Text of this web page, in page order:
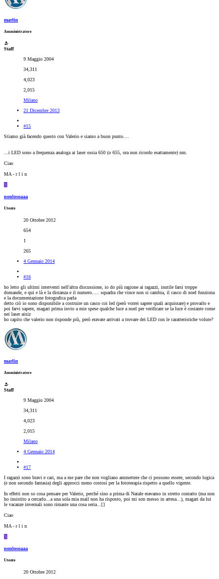
marlin
Amministratore
Staff
9 Maggio 2004
34,311
4,023
2,015
Milano
21 Dicembre 2013
#15
Stiamo già facendo questo con Valerio e siamo a buon punto....
...i LED sono a frequenza analoga ai laser ossia 650 (o 655, ora non ricordo esattamente) nm.
Ciao
MA - r l i n
N
nonlosoaaa
Utente
20 Ottobre 2012
654
1
265
4 Gennaio 2014
#16
ho letto gli ultimi interventi nell'altra discussione, io do più ragione ai ragazzi, inutile farsi troppe
domande, e qui e là e la distanza e il numero..... squadra che vince non si cambia, il casco di noel funziona
e la documentazione fotografica parla
detto ciò io sono disponibile a costruire un casco coi led (però vorrei sapere quali acquistare) e provarlo e
poi farvi sapere, magari prima invio a mie spese qualche luce a noel per verificare se la luce è costante come
nei laser aixiz
ho capito che valerio non risponde più, però eravate arrivati a trovare dei LED con le caratteristiche volute?
marlin
Amministratore
Staff
9 Maggio 2004
34,311
4,023
2,015
Milano
4 Gennaio 2014
#17
I ragazzi sono bravi e cari, ma a me pare che non vogliano ammettere che ci possono essere, secondo logica
(e non secondo fantasia) degli approcci meno costosi per la fototerapia rispetto a quello vigente.
In effetti non so cosa pensare per Valerio, perché sino a prima di Natale eravamo in stretto contatto (ma non
ho insistito a cercarlo...a una sola mia mail non ha risposto, poi mi son messo in attesa...), magari da lui
le vacanze invernali sono rimaste una cosa seria...[]
Ciao
MA - r l i n
N
nonlosoaaa
Utente
20 Ottobre 2012